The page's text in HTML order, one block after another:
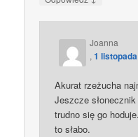
Joanna
,1
Akurat rzeżucha
Jeszcze
trudno się go
to słabo.